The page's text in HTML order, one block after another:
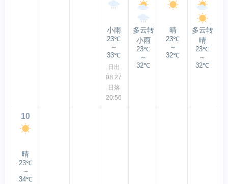
小雨
23℃
～
33℃
日出
08:27
日落
20:56
多云转
小雨
23℃
～
32℃
晴
23℃
～
32℃
多云转
晴
23℃
～
32℃
10
晴
23℃
～
34℃